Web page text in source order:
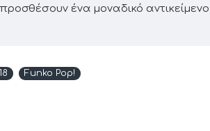
ένα μοναδικό
Funko Pop!